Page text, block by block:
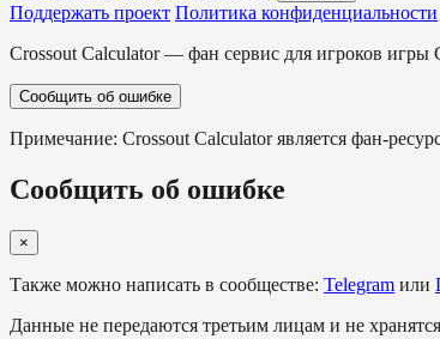
Поддержать проект Политика конфиденциальности
Crossout Calculator — фан сервис для игроков игры
Сообщить об ошибке
Примечание: Crossout Calculator является фан-
Сообщить об ошибке
×
Также можно написать в сообществе: Telegram или
Данные не передаются третьим лицам и не